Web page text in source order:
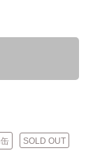
SOLD OUT